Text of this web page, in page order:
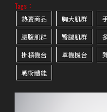
Tags：
熱賣商品 胸大肌群
腰腹肌群
臀腿肌群
掛槓機台
單機機台
戰術體能